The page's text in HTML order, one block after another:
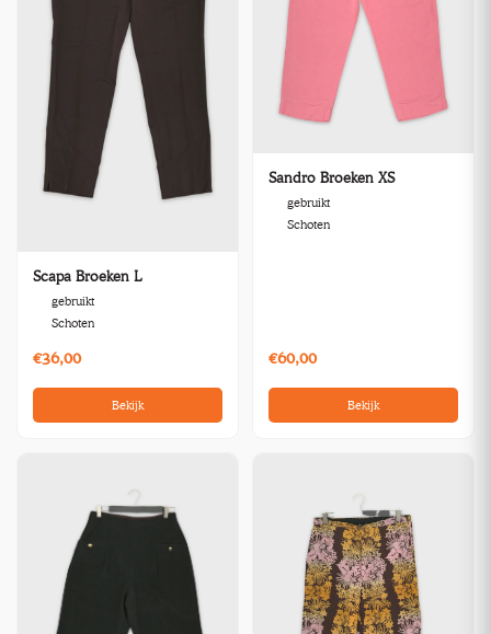
Scapa Broeken L
gebruikt
Schoten
€36,00
Bekijk
Sandro Broeken XS
gebruikt
Schoten
€60,00
Bekijk